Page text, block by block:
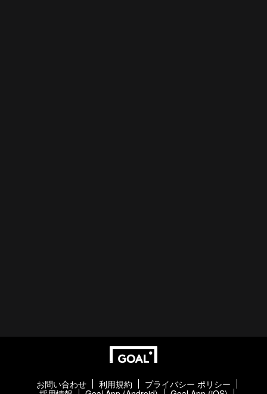
お問い合わせ 利用規約
プライバシー ポリシー